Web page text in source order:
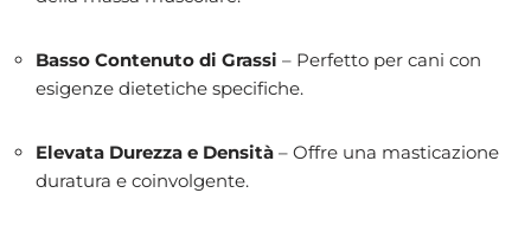
Basso Contenuto di Grassi – Perfetto per cani con
esigenze dietetiche specifiche.
Elevata Durezza e Densità – Offre una masticazione
duratura e coinvolgente.